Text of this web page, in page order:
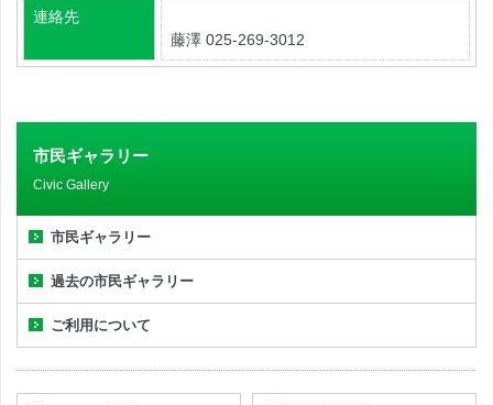
連絡先
藤澤 025-269-3012
市民ギャラリー
Civic Gallery
市民ギャラリー
過去の市民ギャラリー
ご利用について